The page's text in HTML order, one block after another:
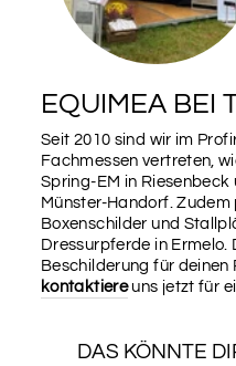
Mutter
Vater des Vaters
Mutter des Vaters
EQUIMEA BEI
Seit 2010 sind wir im
Fachmessen vertreten,
Spring-EM in
Münster-Handorf.
Boxenschilder und
Dressurpferde in Ermelo.
Beschilderung für deinen
kontaktiere uns jetzt für
DAS KÖNNTE